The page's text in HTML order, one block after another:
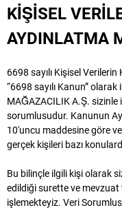
KİŞİSEL
AYDINLATMA
6698 sayılı Kişisel
“6698 sayılı Kanun”
MAĞAZACILIK A.Ş. sizinle
sorumlusudur. Kanunun
10'uncu maddesine göre
gerçek kişileri bazı
Bu bilinçle ilgili kişi olarak
edildiği surette ve mevzuat
işlemekteyiz. Veri